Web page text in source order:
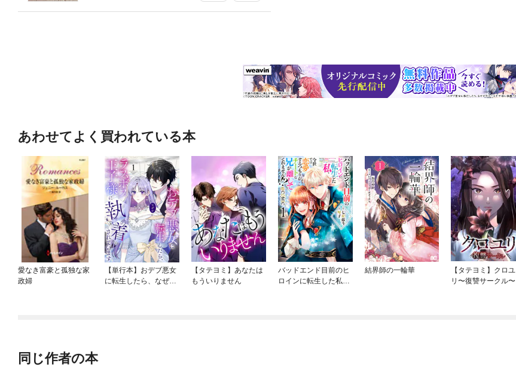
あわせてよく買われている本
愛なき富豪と孤独な家
政婦
【単行本】おデブ悪女
に転生したら、なぜか
【タテヨミ】あなたは
もういりません
バッドエンド目前のヒ
ロインに転生した私、
結界師の一輪華
【タテヨミ】クロユ
リ〜復讐サークル〜
同じ作者の本